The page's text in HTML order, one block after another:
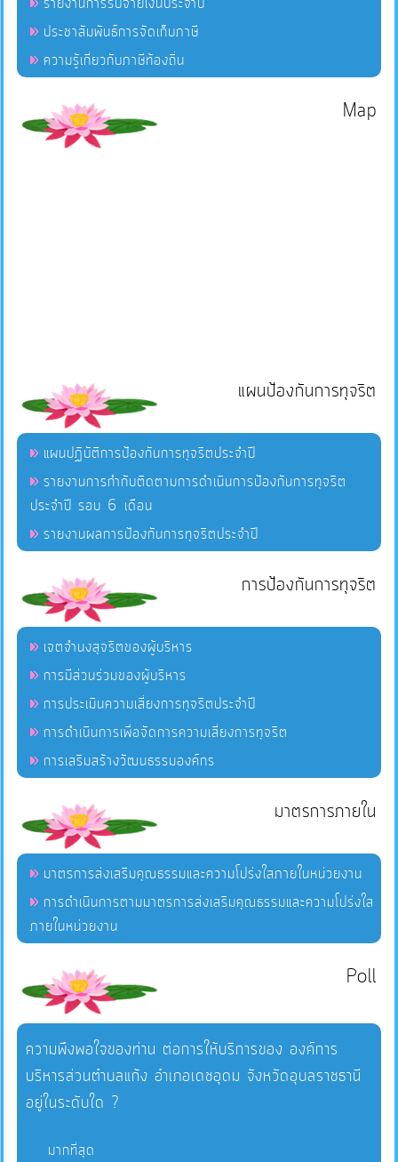
ประชาสัมพันธ์การจัดเก็บภาษี
ความรู้เกี่ยวกับภาษีท้องถิ่น
Map
แผนป้องกันการทุจริต
แผนปฏิบัติการป้องกันการทุจริตประจำปี
รายงานการกำกับติดตามการดำเนินการป้องกันการทุจริต
ประจำปี รอบ 6 เดือน
รายงานผลการป้องกันการทุจริตประจำปี
การป้องกันการทุจริต
เจตจำนงสุจริตของผู้บริหาร
การมีส่วนร่วมของผู้บริหาร
การประเมินความเสี่ยงการทุจริตประจำปี
การดำเนินการเพื่อจัดการความเสี่ยงการทุจริต
การเสริมสร้างวัฒนธรรมองค์กร
มาตรการภายใน
มาตรการส่งเสริมคุณธรรมและความโปร่งใสภายในหน่วยงาน
การดำเนินการตามมาตรการส่งเสริมคุณธรรมและความโปร่งใส
ภายในหน่วยงาน
Poll
ความพึงพอใจของท่าน ต่อการให้บริการของ องค์การ
บริหารส่วนตำบลแก้ง อำเภอเดชอุดม จังหวัดอุบลราชธานี
อยู่ในระดับใด ?
มากที่สุด